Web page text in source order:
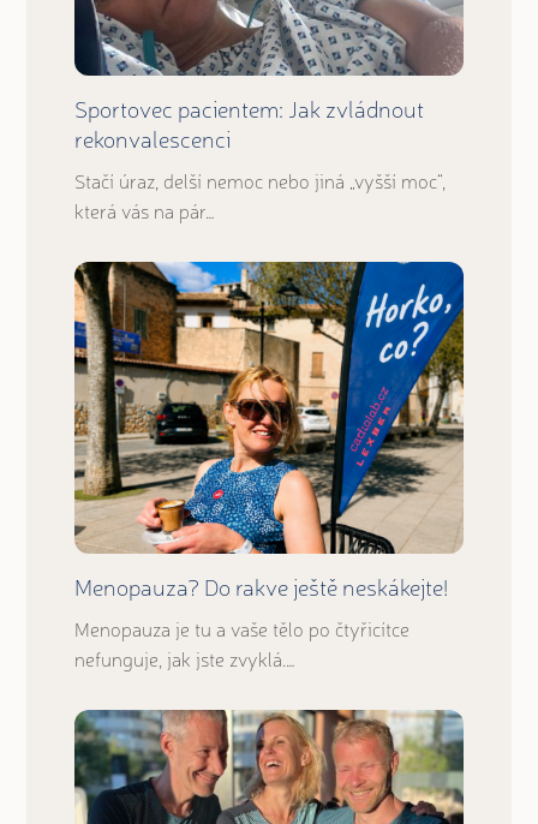
Sportovec pacientem: Jak zvládnout
rekonvalescenci
Stačí úraz, delší nemoc nebo jiná „vyšší moc“,
která vás na pár…
Menopauza? Do rakve ještě neskákejte!
Menopauza je tu a vaše tělo po čtyřicítce
nefunguje, jak jste zvyklá.…